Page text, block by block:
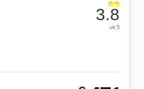
3.8
uit 5